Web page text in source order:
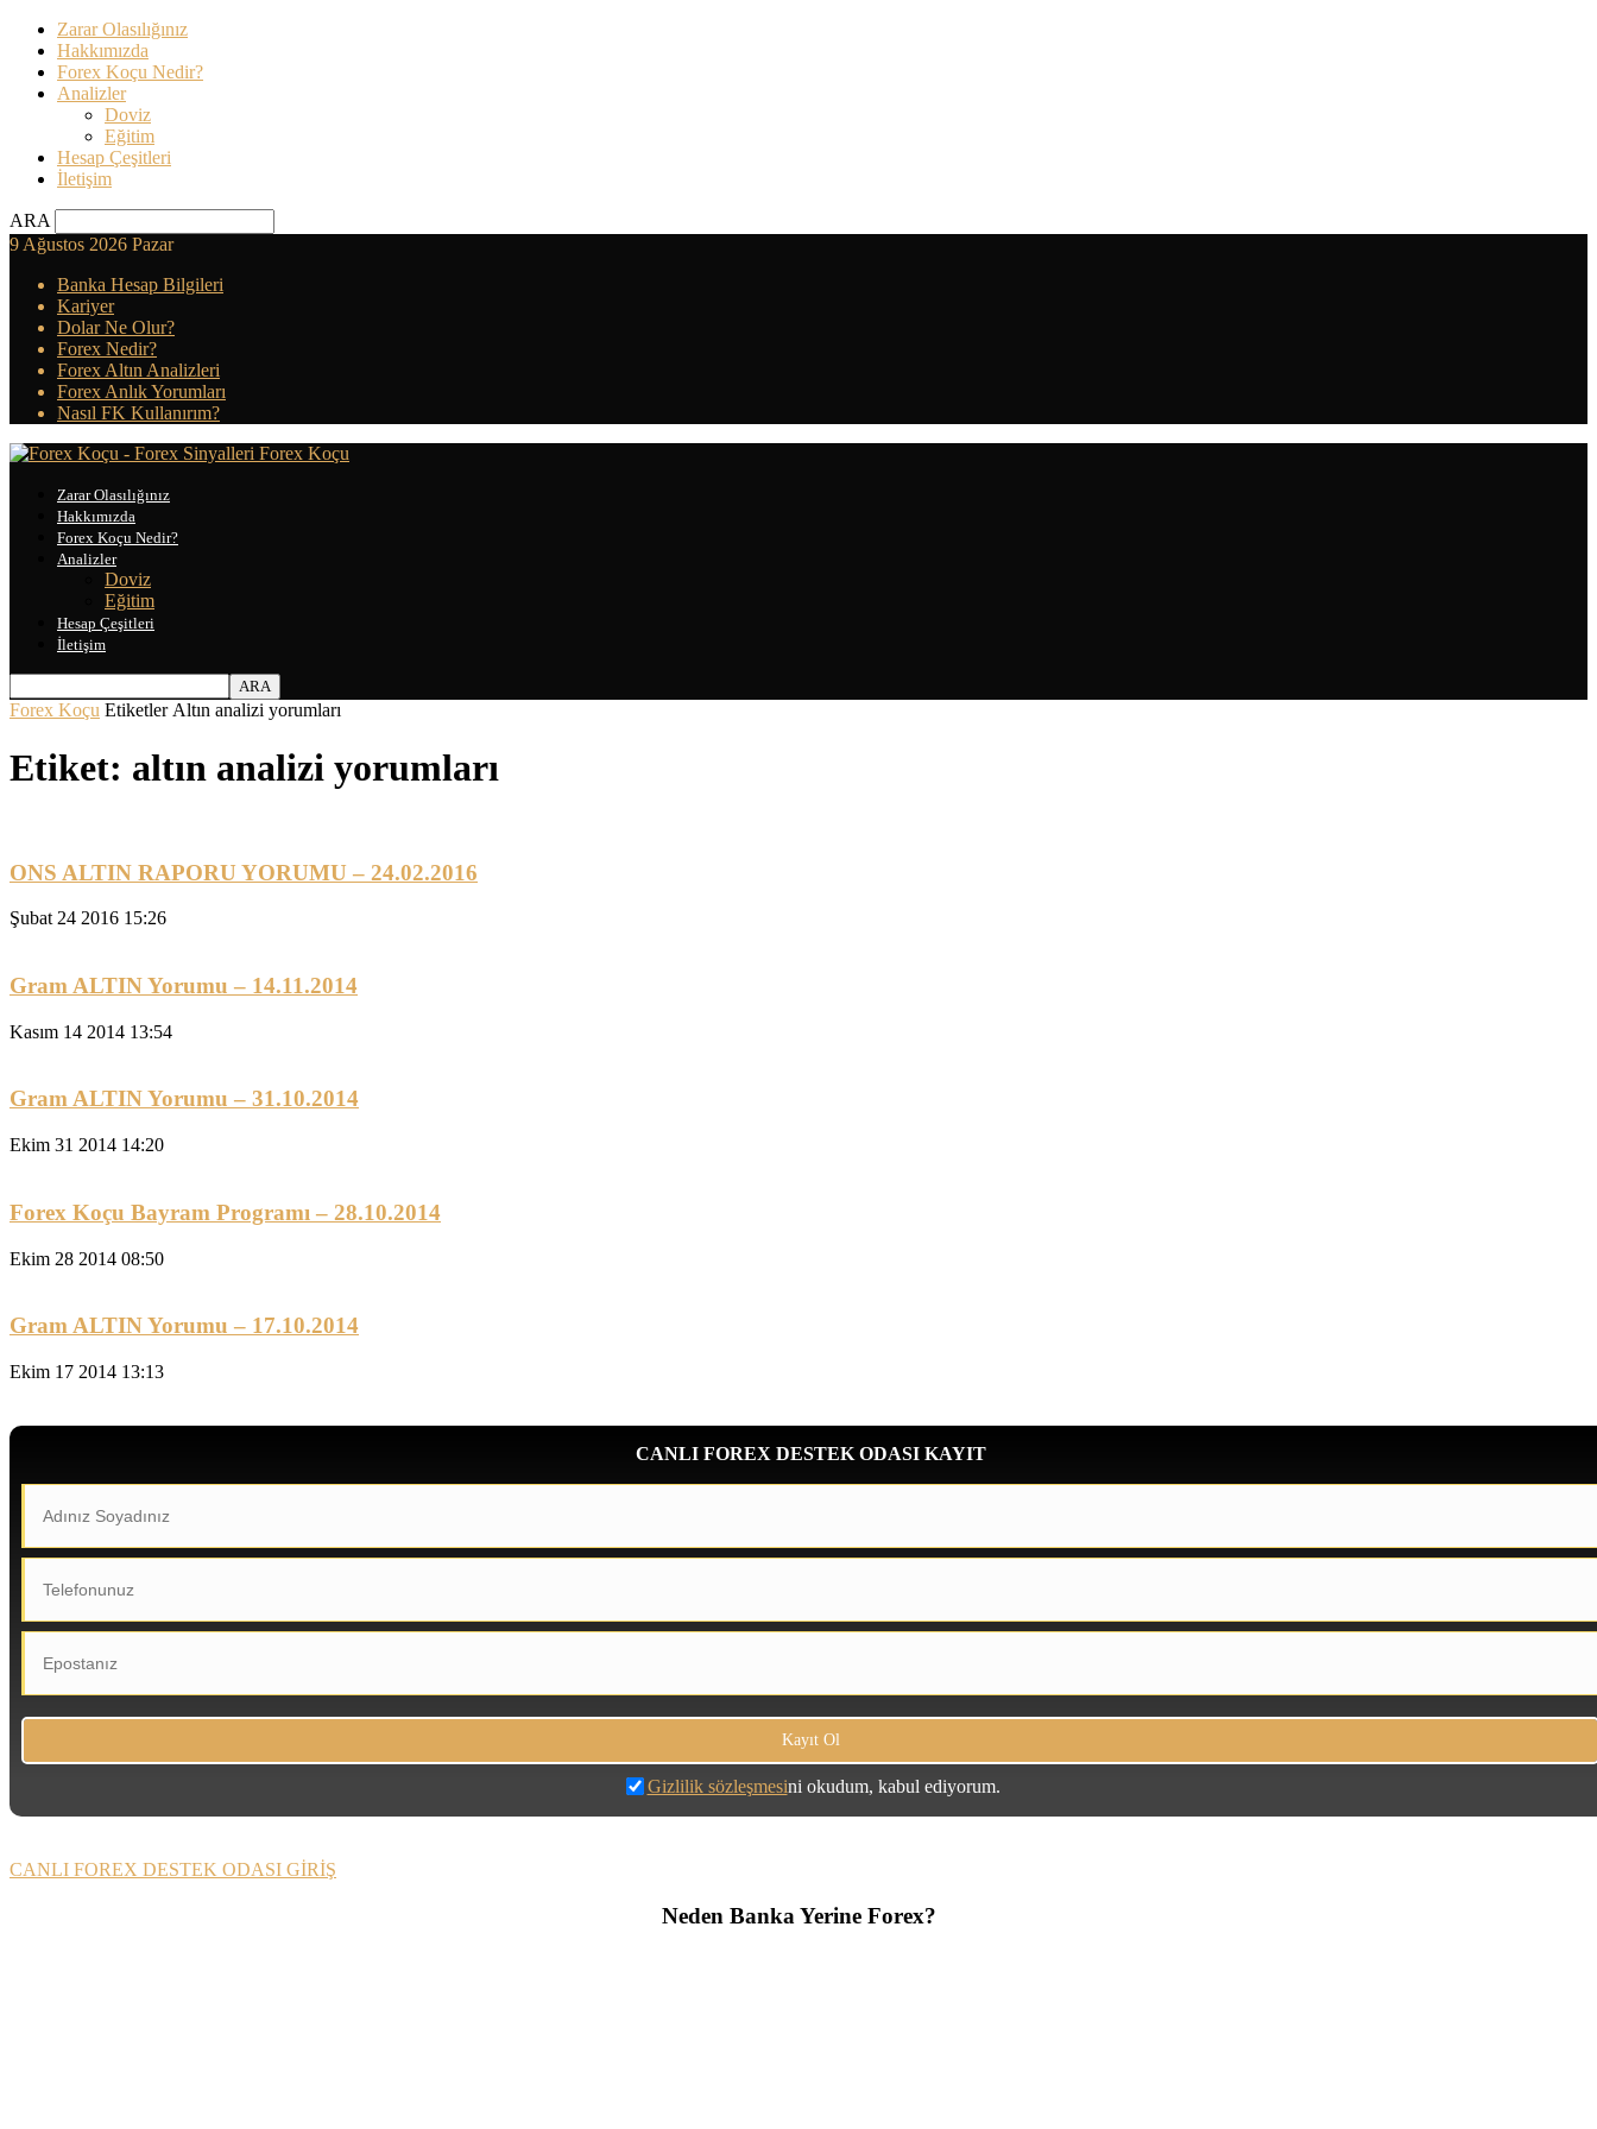
Zarar Olasılığınız
Hakkımızda
Forex Koçu Nedir?
Analizler
Doviz
Eğitim
Hesap Çeşitleri
İletişim
ARA
9 Ağustos 2026 Pazar
Banka Hesap Bilgileri
Kariyer
Dolar Ne Olur?
Forex Nedir?
Forex Altın Analizleri
Forex Anlık Yorumları
Nasıl FK Kullanırım?
Forex Koçu
Zarar Olasılığınız
Hakkımızda
Forex Koçu Nedir?
Analizler
Doviz
Eğitim
Hesap Çeşitleri
İletişim
Forex Koçu Etiketler Altın analizi yorumları
Etiket: altın analizi yorumları
ONS ALTIN RAPORU YORUMU – 24.02.2016
Şubat 24 2016 15:26
Gram ALTIN Yorumu – 14.11.2014
Kasım 14 2014 13:54
Gram ALTIN Yorumu – 31.10.2014
Ekim 31 2014 14:20
Forex Koçu Bayram Programı – 28.10.2014
Ekim 28 2014 08:50
Gram ALTIN Yorumu – 17.10.2014
Ekim 17 2014 13:13
CANLI FOREX DESTEK ODASI KAYIT
Gizlilik sözleşmesini okudum, kabul ediyorum.
CANLI FOREX DESTEK ODASI GİRİŞ
Neden Banka Yerine Forex?